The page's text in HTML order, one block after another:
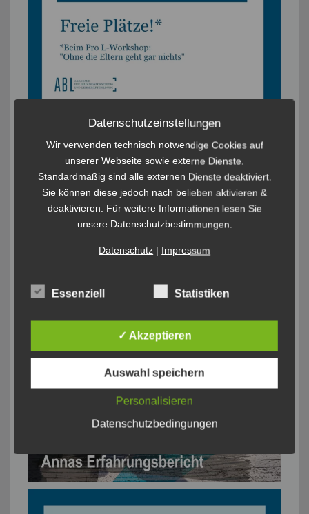
Datenschutzeinstellungen
Wir verwenden technisch notwendige Cookies auf
unserer Webseite sowie externe Dienste.
Standardmäßig sind alle externen Dienste deaktiviert.
Sie können diese jedoch nach belieben aktivieren &
deaktivieren. Für weitere Informationen lesen Sie
unsere Datenschutzbestimmungen.
Datenschutz| Impressum
Essenziell Statistiken
✓ Akzeptieren
Auswahl speichern
Personalisieren
Datenschutzbedingungen